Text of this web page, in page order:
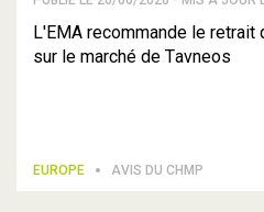
L'EMA recommande le
sur le marché de Tavneos
EUROPE AVIS DU CHMP